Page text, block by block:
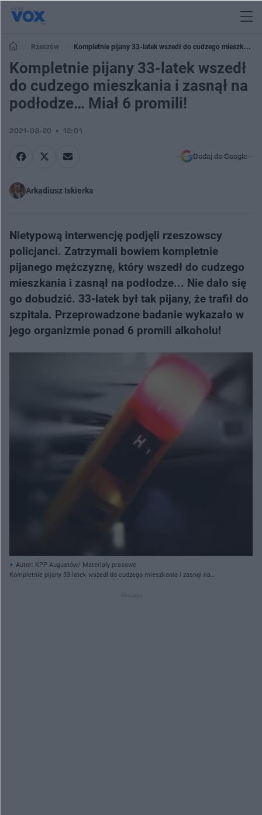
Rzeszów
Kompletnie pijany 33-latek wszedł do cudzego mieszkania i
zasnął na podłodze… Miał 6 promili!
Kompletnie pijany 33-latek wszedł
do cudzego mieszkania i zasnął na
podłodze… Miał 6 promili!
2021-08-20 12:01
Dodaj do Google
Arkadiusz Iskierka
Nietypową interwencję podjęli rzeszowscy
policjanci. Zatrzymali bowiem kompletnie
pijanego mężczyznę, który wszedł do cudzego
mieszkania i zasnął na podłodze... Nie dało się
go dobudzić. 33-latek był tak pijany, że trafił do
szpitala. Przeprowadzone badanie wykazało w
jego organizmie ponad 6 promili alkoholu!
Autor: KPP Augustów/ Materiały prasowe
Kompletnie pijany 33-latek wszedł do cudzego mieszkania i zasnął na